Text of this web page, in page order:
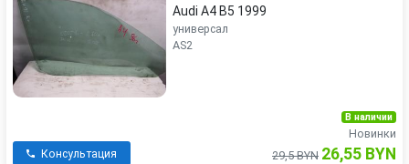
Audi A4 B5 1999
универсал
AS2
Консультация
В наличии
Новинки
29,5 BYN 26,55 BYN